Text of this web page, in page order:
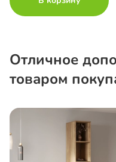
Отличное
товаром